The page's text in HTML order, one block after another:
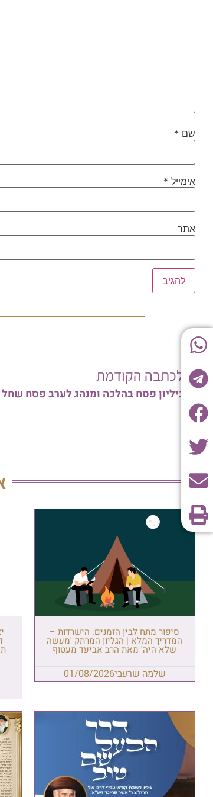
שם *
אימייל *
אתר
לכתבה הקודמת
סיפור מתח לבין הזמנים: הישרדות –
המדריך המלא | הגליון המרתק 'מעשה
שלא היה' מאת הרב אביעד מעטוף
שלמה שרעבי01/08/2026